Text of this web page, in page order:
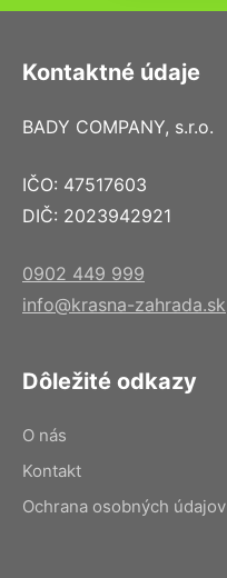
Kontaktné údaje
BADY COMPANY, s.r.o.
IČO: 47517603
DIČ: 2023942921
0902 449 999
info@krasna-zahrada.sk
Dôležité odkazy
O nás
Kontakt
Ochrana osobných údajov